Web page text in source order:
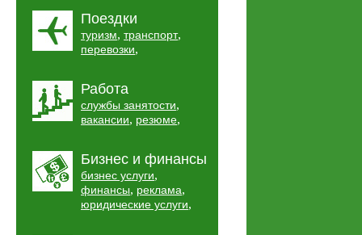
Поездки
туризм, транспорт,
перевозки,
Работа
службы занятости,
вакансии, резюме,
Бизнес и финансы
бизнес услуги,
финансы, реклама,
юридические услуги,